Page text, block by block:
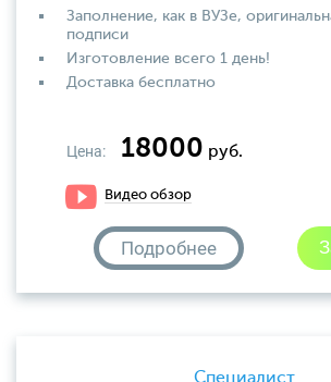
Заполнение, как в ВУЗе,
подписи
Изготовление всего 1 день!
Доставка бесплатно
Цена: 18000 руб.
Видео обзор
Подробнее
Специалист